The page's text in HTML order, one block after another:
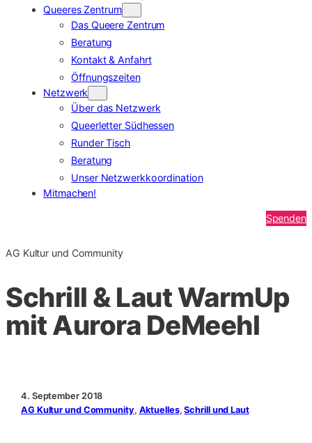
Queeres Zentrum
Das Queere Zentrum
Beratung
Kontakt & Anfahrt
Öffnungszeiten
Netzwerk
Über das Netzwerk
Queerletter Südhessen
Runder Tisch
Beratung
Unser Netzwerkkoordination
Mitmachen!
Spenden
AG Kultur und Community
Schrill & Laut WarmUp
mit Aurora DeMeehl
4. September 2018
AG Kultur und Community, Aktuelles, Schrill und Laut